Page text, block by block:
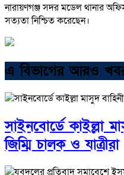
নারায়ণগঞ্জ সদর মডেল থানার
সত্যতা নিশ্চিত করেছেন।
এ বিভাগের আরও
সাইনবোর্ডে কাইল্লা
জিম্মি চালক ও যাত্রীরা